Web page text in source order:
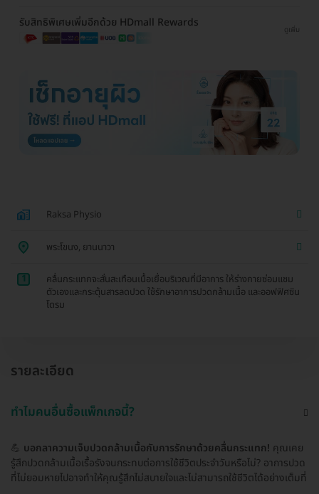
รับสิทธิพิเศษเพิ่มอีกด้วย HDmall Rewards
ดูเพิ่ม
Raksa Physio
พระโขนง, ยานนาวา
1
คลื่นกระแทกจะสั่นสะเทือนเนื้อเยื่อบริเวณที่มีอาการ ให้ร่างกายซ่อมแซม
ตัวเองและกระตุ้นสารลดปวด ใช้รักษาอาการปวดกล้ามเนื้อ และออฟฟิศซิน
โดรม
รายละเอียด
ทำไมคนอื่นซื้อแพ็กเกจนี้?
💪 บอกลาความเจ็บปวดกล้ามเนื้อกับการรักษาด้วยคลื่นกระแทก! คุณเคย
รู้สึกปวดกล้ามเนื้อเรื้อรังจนกระทบต่อการใช้ชีวิตประจำวันหรือไม่? อาการปวด
ที่ไม่ยอมหายไปอาจทำให้คุณรู้สึกไม่สบายใจและไม่สามารถใช้ชีวิตได้อย่างเต็มที่